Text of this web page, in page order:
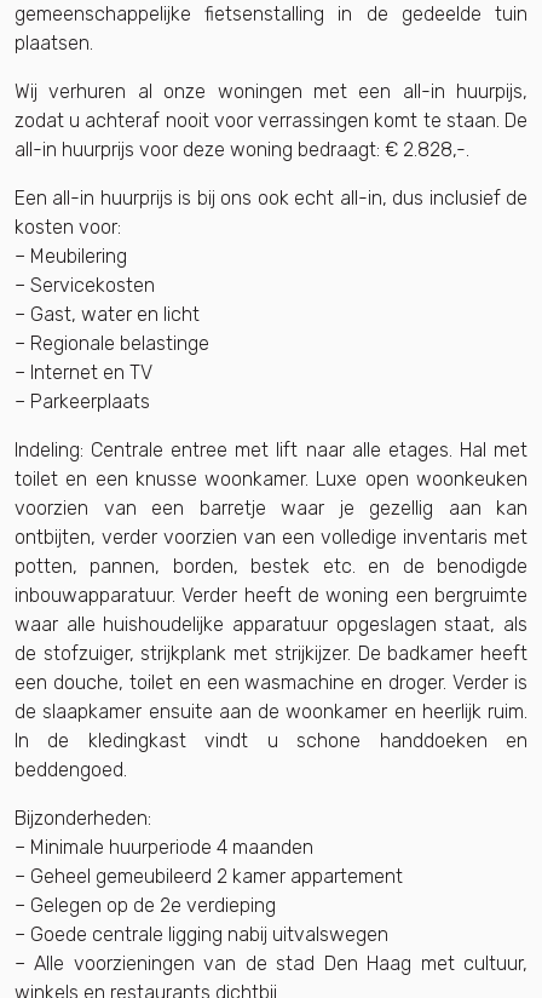
gemeenschappelijke fietsenstalling in de gedeelde tuin
plaatsen.
Wij verhuren al onze woningen met een all-in huurpijs,
zodat u achteraf nooit voor verrassingen komt te staan. De
all-in huurprijs voor deze woning bedraagt: € 2.828,-.
Een all-in huurprijs is bij ons ook echt all-in, dus inclusief de
kosten voor:
– Meubilering
– Servicekosten
– Gast, water en licht
– Regionale belastinge
– Internet en TV
– Parkeerplaats
Indeling: Centrale entree met lift naar alle etages. Hal met
toilet en een knusse woonkamer. Luxe open woonkeuken
voorzien van een barretje waar je gezellig aan kan
ontbijten, verder voorzien van een volledige inventaris met
potten, pannen, borden, bestek etc. en de benodigde
inbouwapparatuur. Verder heeft de woning een bergruimte
waar alle huishoudelijke apparatuur opgeslagen staat, als
de stofzuiger, strijkplank met strijkijzer. De badkamer heeft
een douche, toilet en een wasmachine en droger. Verder is
de slaapkamer ensuite aan de woonkamer en heerlijk ruim.
In de kledingkast vindt u schone handdoeken en
beddengoed.
Bijzonderheden:
– Minimale huurperiode 4 maanden
– Geheel gemeubileerd 2 kamer appartement
– Gelegen op de 2e verdieping
– Goede centrale ligging nabij uitvalswegen
– Alle voorzieningen van de stad Den Haag met cultuur,
winkels en restaurants dichtbij